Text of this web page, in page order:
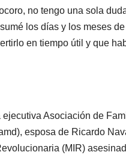
no tengo una sola
los días y los meses
en tiempo útil y que
ejecutiva Asociación de
esposa de Ricardo
(MIR)